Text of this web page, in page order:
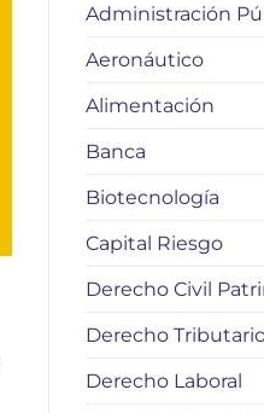
Administración
Aeronáutico
Alimentación
Banca
Biotecnología
Capital Riesgo
Derecho Civil
Derecho
Derecho Laboral